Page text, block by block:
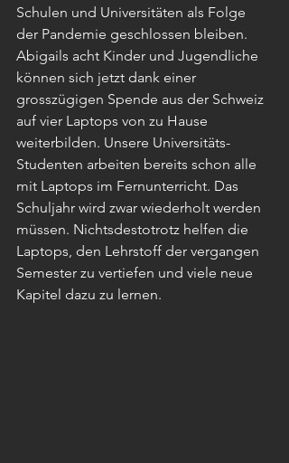
Schulen und Universitäten als Folge
der Pandemie geschlossen bleiben.
Abigails acht Kinder und Jugendliche
können sich jetzt dank einer
grosszügigen Spende aus der Schweiz
auf vier Laptops von zu Hause
weiterbilden. Unsere Universitäts-
Studenten arbeiten bereits schon alle
mit Laptops im Fernunterricht. Das
Schuljahr wird zwar wiederholt werden
müssen. Nichtsdestotrotz helfen die
Laptops, den Lehrstoff der vergangen
Semester zu vertiefen und viele neue
Kapitel dazu zu lernen.